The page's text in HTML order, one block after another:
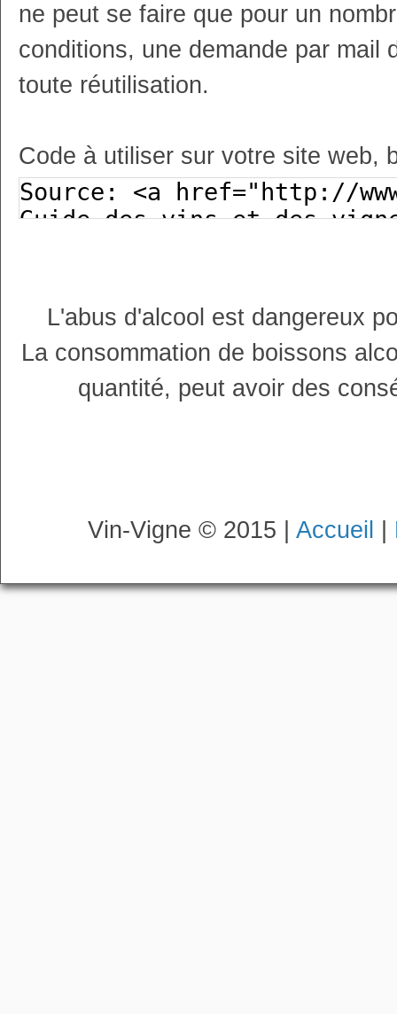
ne peut se faire que pour un
conditions, une demande par mail
toute réutilisation.
Code à utiliser sur votre site web,
L'abus d'alcool est dangereux
La consommation de boissons
quantité, peut avoir des
Vin-Vigne © 2015 | Accueil